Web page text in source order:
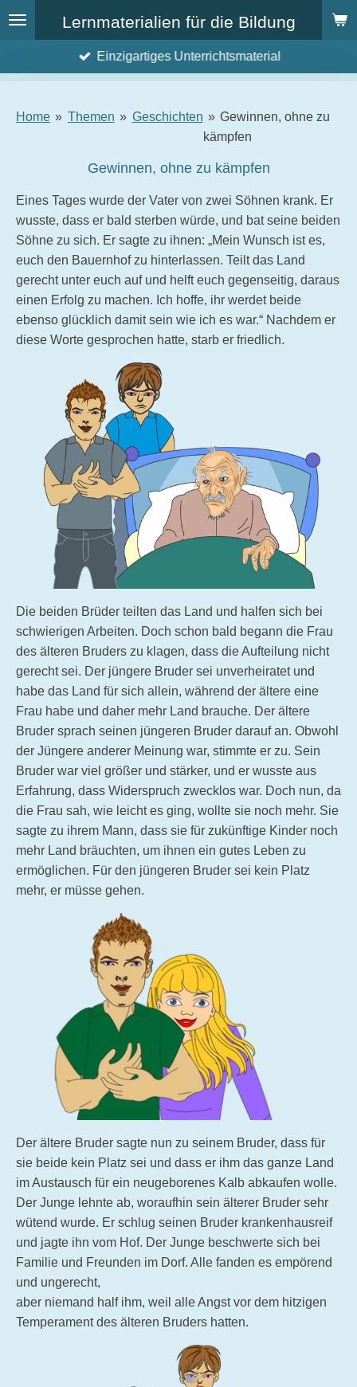
Zum
Hauptinhalt
Lernmaterialien für die Bildung
Einzigartiges Unterrichtsmaterial
Home » Themen » Geschichten » Gewinnen, ohne zu
kämpfen
Gewinnen, ohne zu kämpfen
Eines Tages wurde der Vater von zwei Söhnen krank. Er
wusste, dass er bald sterben würde, und bat seine beiden
Söhne zu sich. Er sagte zu ihnen: „Mein Wunsch ist es,
euch den Bauernhof zu hinterlassen. Teilt das Land
gerecht unter euch auf und helft euch gegenseitig, daraus
einen Erfolg zu machen. Ich hoffe, ihr werdet beide
ebenso glücklich damit sein wie ich es war.“ Nachdem er
diese Worte gesprochen hatte, starb er friedlich.
Die beiden Brüder teilten das Land und halfen sich bei
schwierigen Arbeiten. Doch schon bald begann die Frau
des älteren Bruders zu klagen, dass die Aufteilung nicht
gerecht sei. Der jüngere Bruder sei unverheiratet und
habe das Land für sich allein, während der ältere eine
Frau habe und daher mehr Land brauche. Der ältere
Bruder sprach seinen jüngeren Bruder darauf an. Obwohl
der Jüngere anderer Meinung war, stimmte er zu. Sein
Bruder war viel größer und stärker, und er wusste aus
Erfahrung, dass Widerspruch zwecklos war. Doch nun, da
die Frau sah, wie leicht es ging, wollte sie noch mehr. Sie
sagte zu ihrem Mann, dass sie für zukünftige Kinder noch
mehr Land bräuchten, um ihnen ein gutes Leben zu
ermöglichen. Für den jüngeren Bruder sei kein Platz
mehr, er müsse gehen.
Der ältere Bruder sagte nun zu seinem Bruder, dass für
sie beide kein Platz sei und dass er ihm das ganze Land
im Austausch für ein neugeborenes Kalb abkaufen wolle.
Der Junge lehnte ab, woraufhin sein älterer Bruder sehr
wütend wurde. Er schlug seinen Bruder krankenhausreif
und jagte ihn vom Hof. Der Junge beschwerte sich bei
Familie und Freunden im Dorf. Alle fanden es empörend
und ungerecht,
aber niemand half ihm, weil alle Angst vor dem hitzigen
Temperament des älteren Bruders hatten.